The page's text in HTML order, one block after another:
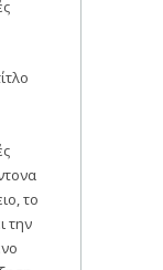
το
την